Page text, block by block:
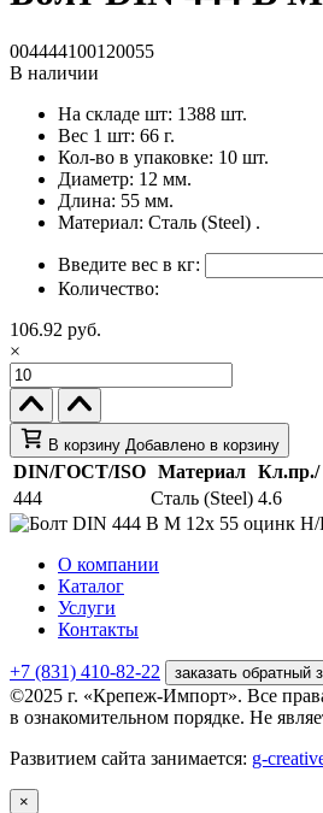
004444100120055
В наличии
На складе шт: 1388 шт.
Вес 1 шт: 66 г.
Кол-во в упаковке: 10 шт.
Диаметр: 12 мм.
Длина: 55 мм.
Материал: Сталь (Steel) .
Введите вес в кг:
Количество:
106.92 руб.
×
В корзину Добавлено в корзину
DIN/ГОСТ/ISO Материал Кл.пр./
444
Сталь (Steel) 4.6
О компании
Каталог
Услуги
Контакты
+7 (831) 410-82-22 заказать обратный
©2025 г. «Крепеж-Импорт». Все
в ознакомительном порядке. Не
Развитием сайта занимается: g-
×